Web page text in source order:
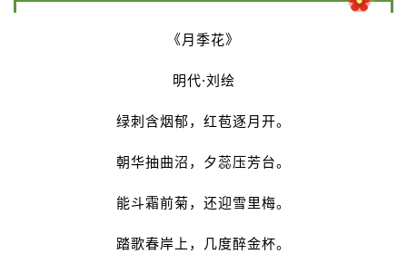
《月季花》
明代·刘绘
绿刺含烟郁，红苞逐月开。
朝华抽曲沼，夕蕊压芳台。
能斗霜前菊，还迎雪里梅。
踏歌春岸上，几度醉金杯。